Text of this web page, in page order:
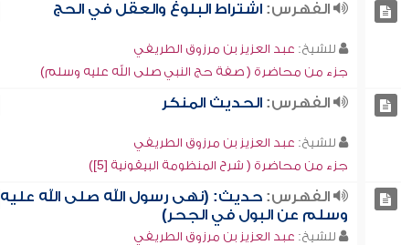
الفهرس: اشتراط البلوغ والعقل في الحج
للشيخ: عبد العزيز بن مرزوق الطريفي
جزء من محاضرة ( صفة حج النبي صلى الله عليه وسلم)
الفهرس: الحديث المنكر
للشيخ: عبد العزيز بن مرزوق الطريفي
جزء من محاضرة ( شرح المنظومة البيقونية [5])
الفهرس: حديث: (نهى رسول الله صلى الله عليه
وسلم عن البول في الجحر)
للشيخ: عبد العزيز بن مرزوق الطريفي